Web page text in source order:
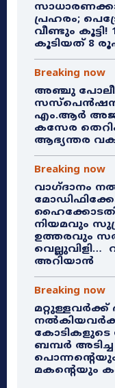
പ്രഹരം;
വീണ്ടും കൂട്ടി!
കൂടിയത് 8
Breaking now
അഞ്ചു
എം.ആർ
കസേര
ആഭ്യന്തര
Breaking now
വാഗ്ദാനം
നിയമവും
ഉത്തരവും
വെല്ലുവിളി…
അറിയാൻ
Breaking now
മറ്റുള്ളവർക്ക്
കോടികളുടെ
ബമ്പർ
പൊന്നന്റെയും
മകന്റെയും